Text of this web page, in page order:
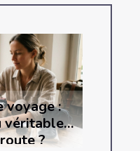
voyage :
véritables
?